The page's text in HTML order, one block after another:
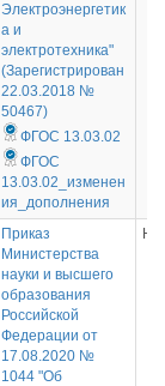
Электроэнергетик
а и
электротехника"
(Зарегистрирован
22.03.2018 №
50467)
ФГОС 13.03.02
ФГОС
13.03.02_изменен
ия_дополнения
Приказ
Министерства
науки и высшего
образования
Российской
Федерации от
17.08.2020 №
1044 "Об
Не